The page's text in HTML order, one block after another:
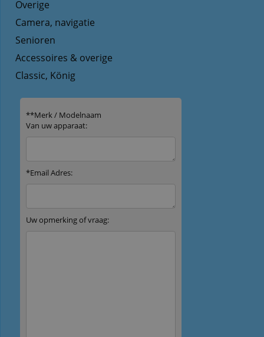
Overige
Camera, navigatie
Senioren
Accessoires & overige
Classic, König